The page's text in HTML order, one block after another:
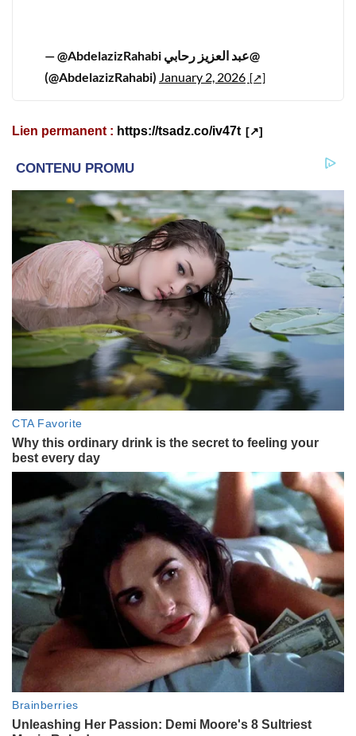
— @AbdelazizRahabi عبد العزيز رحابي@
(@AbdelazizRahabi) January 2, 2026
Lien permanent : https://tsadz.co/iv47t